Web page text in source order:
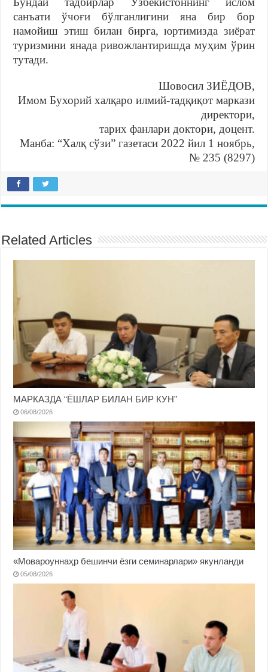
санъати ўчоғи бўлганлигини яна бир бор
намойиш этиш билан бирга, юртимизда зиёрат
туризмини янада ривожлантиришда муҳим ўрин
тутади.
Шовосил ЗИЁДОВ,
Имом Бухорий халқаро илмий-тадқиқот маркази
директори,
тарих фанлари доктори, доцент.
Манба: “Халқ сўзи” газетаси 2022 йил 1 ноябрь,
№ 235 (8297)
Related Articles
МАРКАЗДА “ЁШЛАР БИЛАН БИР КУН”
06/08/2026
«Мовароуннаҳр бешинчи ёзги семинарлари» якунланди
05/08/2026